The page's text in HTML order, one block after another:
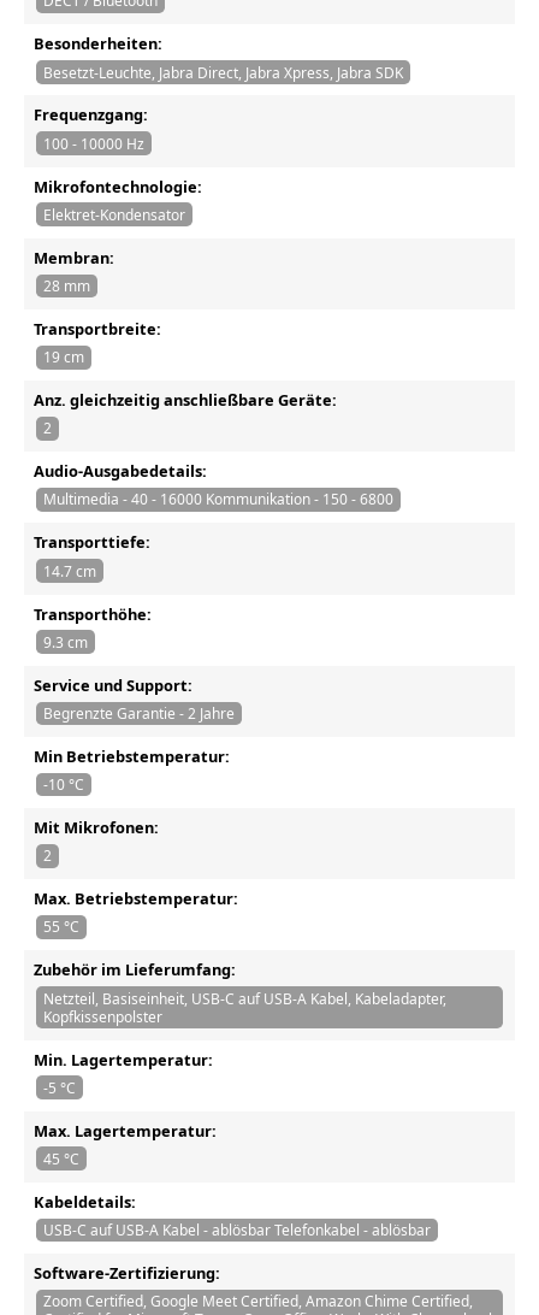
Besonderheiten:
Besetzt-Leuchte, Jabra Direct, Jabra Xpress, Jabra SDK
Frequenzgang:
100 - 10000 Hz
Mikrofontechnologie:
Elektret-Kondensator
Membran:
28 mm
Transportbreite:
19 cm
Anz. gleichzeitig anschließbare Geräte:
2
Audio-Ausgabedetails:
Multimedia - 40 - 16000 Kommunikation - 150 - 6800
Transporttiefe:
14.7 cm
Transporthöhe:
9.3 cm
Service und Support:
Begrenzte Garantie - 2 Jahre
Min Betriebstemperatur:
-10 °C
Mit Mikrofonen:
2
Max. Betriebstemperatur:
55 °C
Zubehör im Lieferumfang:
Netzteil, Basiseinheit, USB-C auf USB-A Kabel, Kabeladapter,
Kopfkissenpolster
Min. Lagertemperatur:
-5 °C
Max. Lagertemperatur:
45 °C
Kabeldetails:
USB-C auf USB-A Kabel - ablösbar Telefonkabel - ablösbar
Software-Zertifizierung:
Zoom Certified, Google Meet Certified, Amazon Chime Certified,